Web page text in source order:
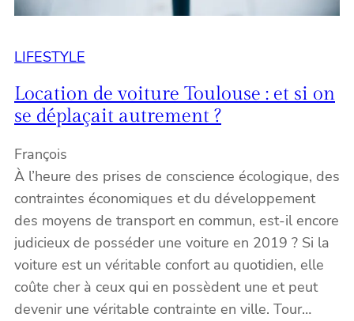
LIFESTYLE
Location de voiture Toulouse : et si on
se déplaçait autrement ?
François
À l’heure des prises de conscience écologique, des
contraintes économiques et du développement
des moyens de transport en commun, est-il encore
judicieux de posséder une voiture en 2019 ? Si la
voiture est un véritable confort au quotidien, elle
coûte cher à ceux qui en possèdent une et peut
devenir une véritable contrainte en ville. Tour…